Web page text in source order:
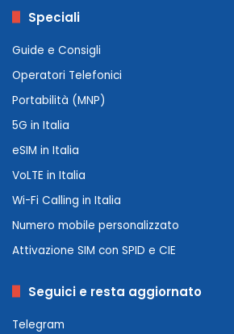
Speciali
Guide e Consigli
Operatori Telefonici
Portabilità (MNP)
5G in Italia
eSIM in Italia
VoLTE in Italia
Wi-Fi Calling in Italia
Numero mobile personalizzato
Attivazione SIM con SPID e CIE
Seguici e resta aggiornato
Telegram